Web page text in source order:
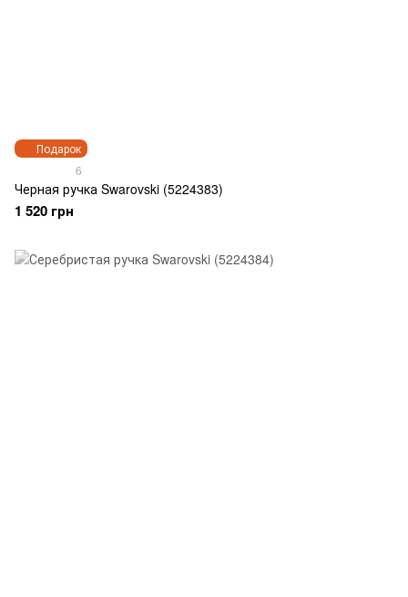
Подарок
6
Черная ручка Swarovski (5224383)
1 520 грн